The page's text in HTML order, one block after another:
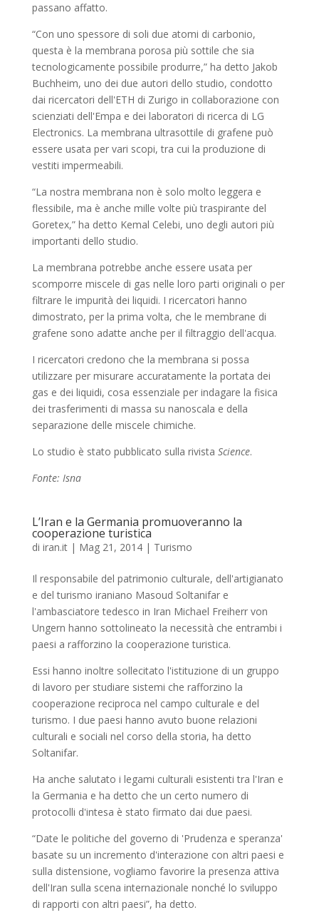
passano affatto.
“Con uno spessore di soli due atomi di carbonio,
questa è la membrana porosa più sottile che sia
tecnologicamente possibile produrre,” ha detto Jakob
Buchheim, uno dei due autori dello studio, condotto
dai ricercatori dell'ETH di Zurigo in collaborazione con
scienziati dell'Empa e dei laboratori di ricerca di LG
Electronics. La membrana ultrasottile di grafene può
essere usata per vari scopi, tra cui la produzione di
vestiti impermeabili.
“La nostra membrana non è solo molto leggera e
flessibile, ma è anche mille volte più traspirante del
Goretex,” ha detto Kemal Celebi, uno degli autori più
importanti dello studio.
La membrana potrebbe anche essere usata per
scomporre miscele di gas nelle loro parti originali o per
filtrare le impurità dei liquidi. I ricercatori hanno
dimostrato, per la prima volta, che le membrane di
grafene sono adatte anche per il filtraggio dell'acqua.
I ricercatori credono che la membrana si possa
utilizzare per misurare accuratamente la portata dei
gas e dei liquidi, cosa essenziale per indagare la fisica
dei trasferimenti di massa su nanoscala e della
separazione delle miscele chimiche.
Lo studio è stato pubblicato sulla rivista Science.
Fonte: Isna
L’Iran e la Germania promuoveranno la
cooperazione turistica
di iran.it| Mag 21, 2014| Turismo
Il responsabile del patrimonio culturale, dell'artigianato
e del turismo iraniano Masoud Soltanifar e
l'ambasciatore tedesco in Iran Michael Freiherr von
Ungern hanno sottolineato la necessità che entrambi i
paesi a rafforzino la cooperazione turistica.
Essi hanno inoltre sollecitato l'istituzione di un gruppo
di lavoro per studiare sistemi che rafforzino la
cooperazione reciproca nel campo culturale e del
turismo. I due paesi hanno avuto buone relazioni
culturali e sociali nel corso della storia, ha detto
Soltanifar.
Ha anche salutato i legami culturali esistenti tra l'Iran e
la Germania e ha detto che un certo numero di
protocolli d'intesa è stato firmato dai due paesi.
“Date le politiche del governo di 'Prudenza e speranza'
basate su un incremento d'interazione con altri paesi e
sulla distensione, vogliamo favorire la presenza attiva
dell'Iran sulla scena internazionale nonché lo sviluppo
di rapporti con altri paesi”, ha detto.